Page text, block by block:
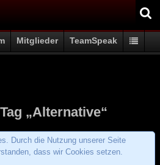
Mitglieder TeamSpeak
„Alternative“
Durch die Nutzung unserer Seite
dass wir Cookies setzen.